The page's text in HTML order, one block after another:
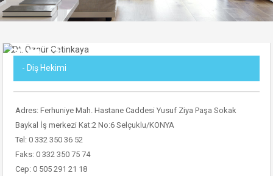
- Diş Hekimi
Adres: Ferhuniye Mah. Hastane Caddesi Yusuf Ziya Paşa Sokak
Baykal İş merkezi Kat:2 No:6 Selçuklu/KONYA
Tel: 0 332 350 36 52
Faks: 0 332 350 75 74
Cep: 0 505 291 21 18